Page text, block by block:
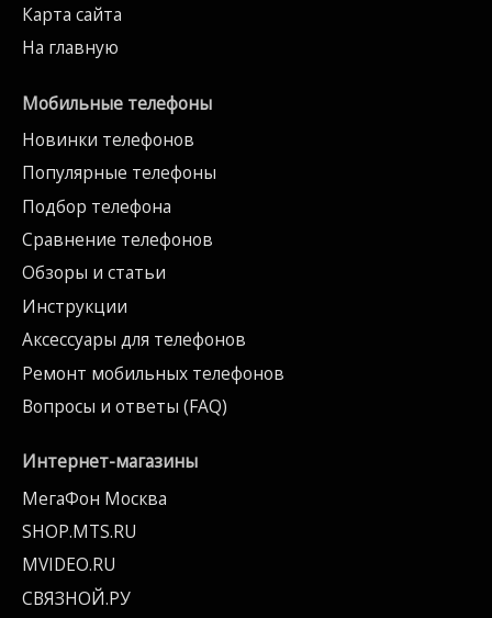
Карта сайта
На главную
Мобильные телефоны
Новинки телефонов
Популярные телефоны
Подбор телефона
Сравнение телефонов
Обзоры и статьи
Инструкции
Аксессуары для телефонов
Ремонт мобильных телефонов
Вопросы и ответы (FAQ)
Интернет-магазины
МегаФон Москва
SHOP.MTS.RU
MVIDEO.RU
СВЯЗНОЙ.РУ